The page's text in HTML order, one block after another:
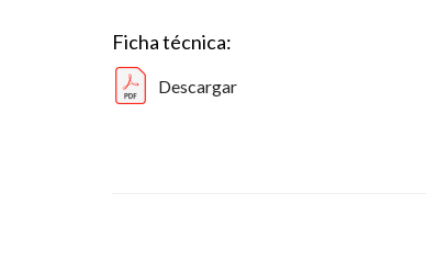
Ficha técnica:
Descargar